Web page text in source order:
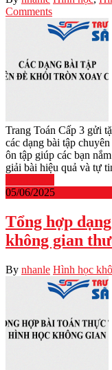
Comments
Trang Toán Cấp 3 gửi
các dạng bài tập
ôn tập giúp các bạn
giải bài hiệu quả và tự
05/06/2025
Tổng hợp
không gian
By nhanle Hình học